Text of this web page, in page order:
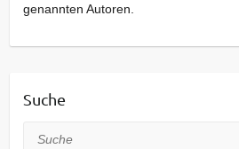
genannten Autoren.
Suche
Suche